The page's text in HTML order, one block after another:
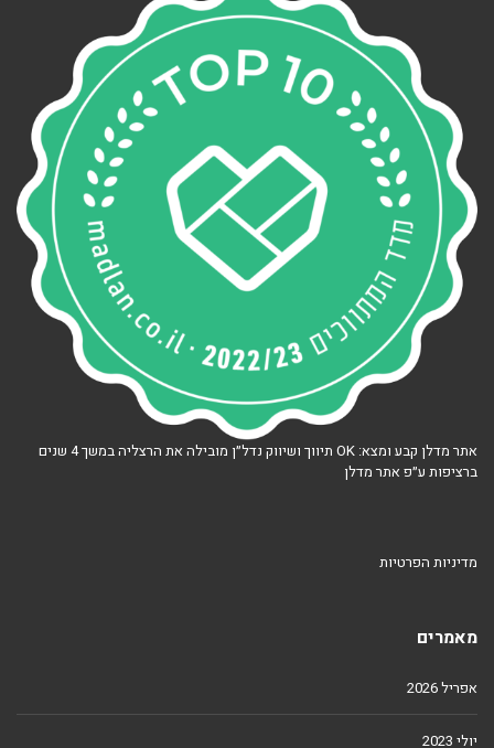
אתר מדלן קבע ומצא: OK תיווך ושיווק נדל״ן מובילה את הרצליה במשך 4 שנים
ברציפות ע״פ אתר מדלן
מדיניות הפרטיות
מאמרים
אפריל 2026
יולי 2023